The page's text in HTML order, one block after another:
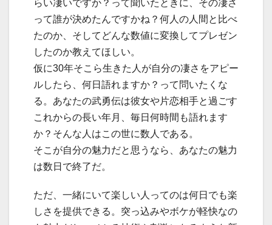
らい凄いですか？って聞いたときに、その凄さ
って誰が決めたんですかね？何人の人間と比べ
たのか、そしてどんな数値に変換してプレゼン
したのか教えてほしい。
仮に30年そこら生きた人が自分の凄さをアピー
ルしたら、何日語れますか？って問いたくな
る。あなたの武勇伝は彼女や片恋相手と過ごす
これからの長い年月、毎日何時間も語れます
か？そんな人はこの世に数人である。
そこが自分の魅力だと思うなら、あなたの魅力
は数日で終了だ。
ただ、一緒にいて楽しい人ってのは何日でも楽
しさを提供できる。突っ込みやボケが軽快なの